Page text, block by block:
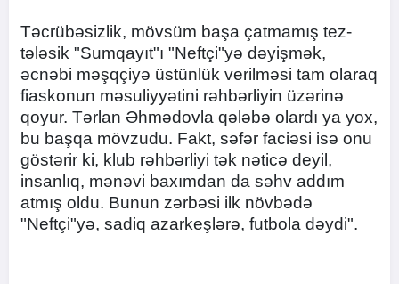
Təcrübəsizlik, mövsüm başa çatmamış tez-
tələsik "Sumqayıt"ı "Neftçi"yə dəyişmək,
əcnəbi məşqçiyə üstünlük verilməsi tam olaraq
fiaskonun məsuliyyətini rəhbərliyin üzərinə
qoyur. Tərlan Əhmədovla qələbə olardı ya yox,
bu başqa mövzudu. Fakt, səfər faciəsi isə onu
göstərir ki, klub rəhbərliyi tək nəticə deyil,
insanlıq, mənəvi baxımdan da səhv addım
atmış oldu. Bunun zərbəsi ilk növbədə
"Neftçi"yə, sadiq azarkeşlərə, futbola dəydi".